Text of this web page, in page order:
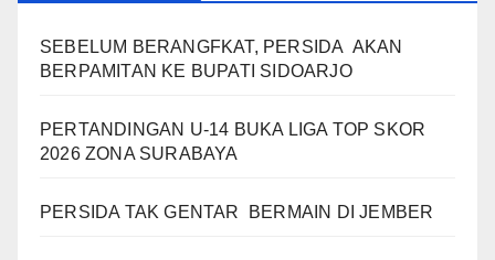
SEBELUM BERANGFKAT, PERSIDA AKAN
BERPAMITAN KE BUPATI SIDOARJO
PERTANDINGAN U-14 BUKA LIGA TOP SKOR
2026 ZONA SURABAYA
PERSIDA TAK GENTAR BERMAIN DI JEMBER